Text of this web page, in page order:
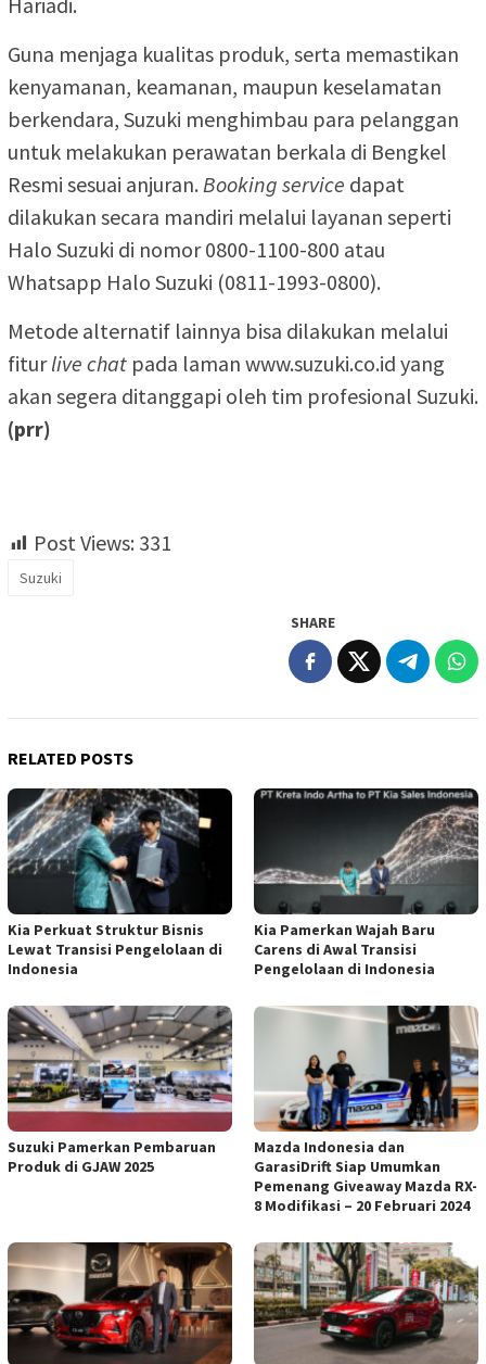
Guna menjaga kualitas produk, serta memastikan
kenyamanan, keamanan, maupun keselamatan
berkendara, Suzuki menghimbau para pelanggan
untuk melakukan perawatan berkala di Bengkel
Resmi sesuai anjuran. Booking service dapat
dilakukan secara mandiri melalui layanan seperti
Halo Suzuki di nomor 0800-1100-800 atau
Whatsapp Halo Suzuki (0811-1993-0800).
Metode alternatif lainnya bisa dilakukan melalui
fiturlive chat pada laman www.suzuki.co.id yang
akan segera ditanggapi oleh tim profesional Suzuki.
(prr)
Post Views: 331
Suzuki
SHARE
RELATED POSTS
Kia Perkuat Struktur Bisnis
Lewat Transisi Pengelolaan di
Indonesia
Kia Pamerkan Wajah Baru
Carens di Awal Transisi
Pengelolaan di Indonesia
Suzuki Pamerkan Pembaruan
Produk di GJAW 2025
Mazda Indonesia dan
GarasiDrift Siap Umumkan
Pemenang Giveaway Mazda RX-
8 Modifikasi – 20 Februari 2024